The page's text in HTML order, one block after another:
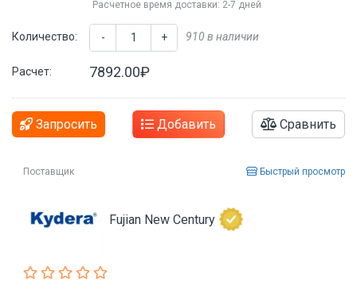
Расчетное время доставки: 2-7 дней
Количество: - + 910 в наличии
Расчет: 7892.00₽
Запросить Добавить Сравнить
Поставщик Быстрый просмотр
Fujian New Century